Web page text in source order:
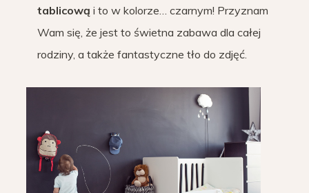
tablicową i to w kolorze… czarnym! Przyznam
Wam się, że jest to świetna zabawa dla całej
rodziny, a także fantastyczne tło do zdjęć.